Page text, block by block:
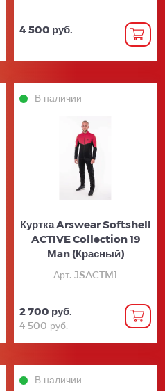
4 500 руб.
В наличии
Куртка Arswear Softshell
ACTIVE Collection 19
Man (Красный)
Арт. JSACTM1
2 700 руб.
4 500 руб.
В наличии